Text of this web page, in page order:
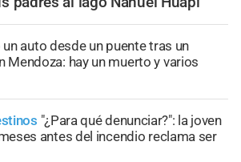
un auto desde un puente tras un
Mendoza: hay un muerto y varios
"¿Para qué denunciar?": la joven
antes del incendio reclama ser